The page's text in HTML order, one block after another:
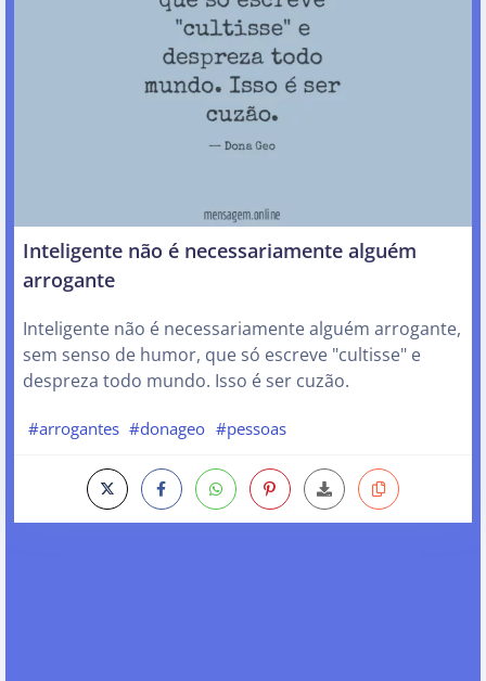
Inteligente não é necessariamente alguém
arrogante
Inteligente não é necessariamente alguém arrogante,
sem senso de humor, que só escreve "cultisse" e
despreza todo mundo. Isso é ser cuzão.
#arrogantes #donageo #pessoas